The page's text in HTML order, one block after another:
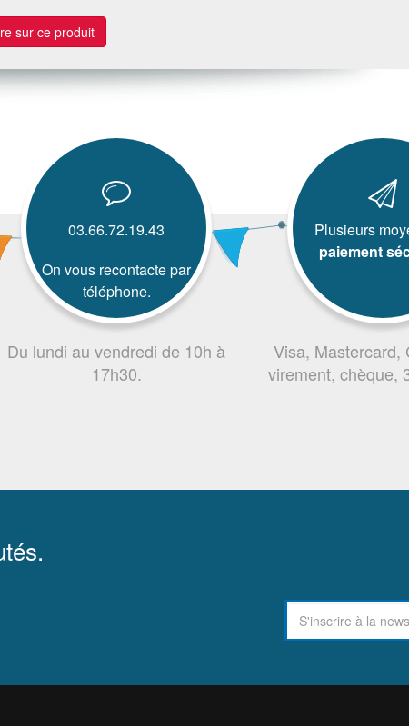
sur ce produit
03.66.72.19.43
On vous recontacte par
téléphone.
Du lundi au vendredi de 10h à
17h30.
Plusieurs
paiement
Visa, Mastercard,
virement, chèque,